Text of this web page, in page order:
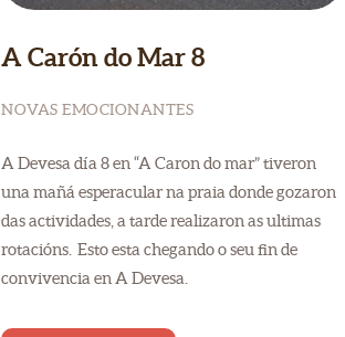
A Carón do Mar 8
NOVAS EMOCIONANTES
A Devesa día 8 en “A Caron do mar” tiveron
una mañá esperacular na praia donde gozaron
das actividades, a tarde realizaron as ultimas
rotacións. Esto esta chegando o seu fin de
convivencia en A Devesa.